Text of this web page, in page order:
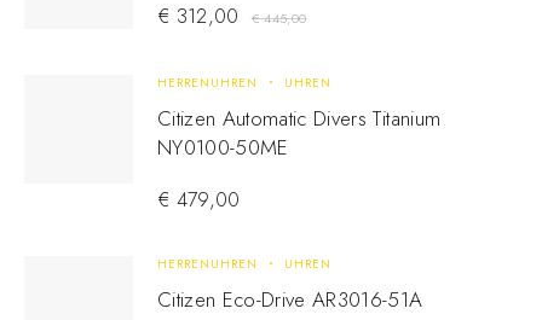
€445,00
€ 312,00
HERRENUHREN UHREN
Citizen Automatic Divers Titanium
NY0100-50ME
€ 479,00
HERRENUHREN UHREN
Citizen Eco-Drive AR3016-51A